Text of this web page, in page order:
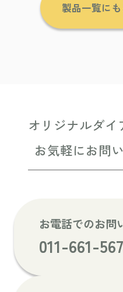
製品一覧にも
オリジナルダイ
お気軽にお問
お電話でのお問
011-661-